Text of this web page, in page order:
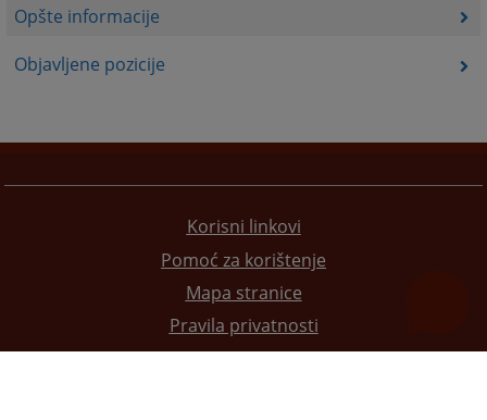
Opšte informacije
Objavljene pozicije
Korisni linkovi
Pomoć za korištenje
Mapa stranice
Pravila privatnosti